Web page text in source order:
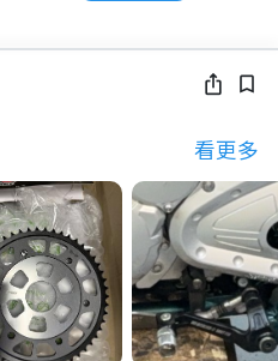
ios_share bookmark_border
看更多